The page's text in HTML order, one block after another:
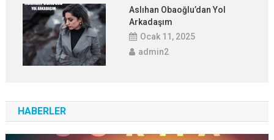
Aslıhan Obaoğlu’dan Yol
Arkadaşım
Ocak 11, 2025
admin2
HABERLER